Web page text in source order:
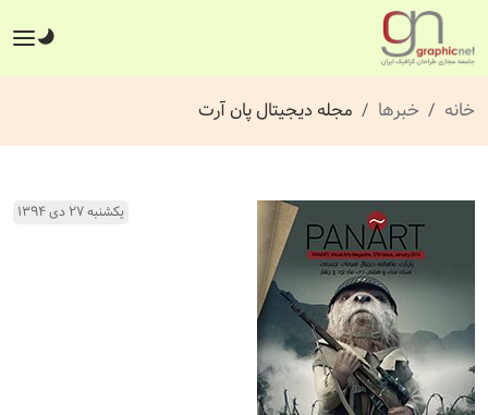
خانه خبرها مجله دیجیتال پان آرت
یکشنبه ۲۷ دی ۱۳۹۴